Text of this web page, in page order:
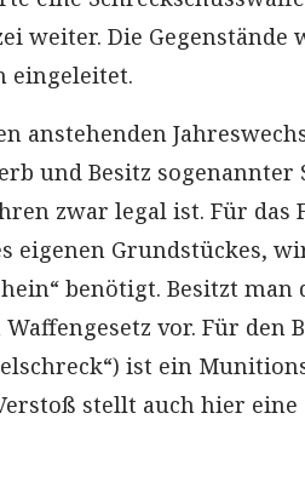
weiter. Die
eingeleitet.
anstehenden
und Besitz sogenannter
zwar legal ist. Für
eigenen Grundstückes,
benötigt. Besitzt
vor. Für den
ist ein
stellt auch hier eine